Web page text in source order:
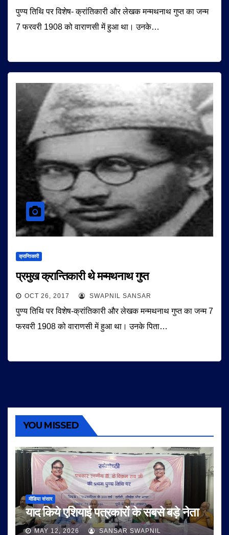
पुण्य तिथि पर विशेष- क्रांतिकारी और लेखक मन्मथनाथ गुप्त का जन्म
7 फरवरी 1908 को वाराणसी में हुआ था। उनके…
क्रान्तिकारी
प्रमुख क्रान्तिकारी थे मन्मथनाथ गुप्त
OCT 26, 2017 SWAPNIL SANSAR
पुण्य तिथि पर विशेष-क्रांतिकारी और लेखक मन्मथनाथ गुप्त का जन्म 7
फरवरी 1908 को वाराणसी में हुआ था। उनके पिता…
YOU MISSED
मीडिया संसार
याद किये एशियाई पत्रकारों के सबसे बड़े नेता
MAY 12, 2026 SANSAR SWAPNIL